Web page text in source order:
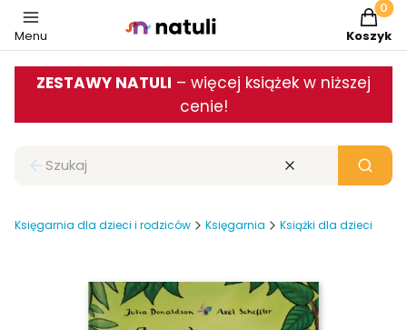
Menu Koszyk
ZESTAWY NATULI – więcej książek w niższej
cenie!
Zamknij wyszukiwarkę Wyczyść Szukaj
Księgarnia dla dzieci i rodziców Księgarnia Książki dla dzieci